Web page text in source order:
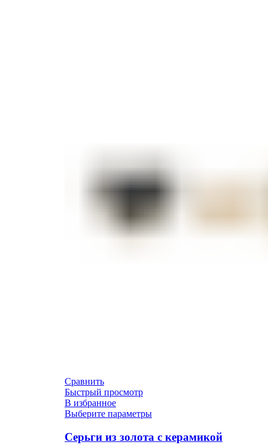
Сравнить
Быстрый просмотр
В избранное
Выберите параметры
Серьги из золота с керамикой